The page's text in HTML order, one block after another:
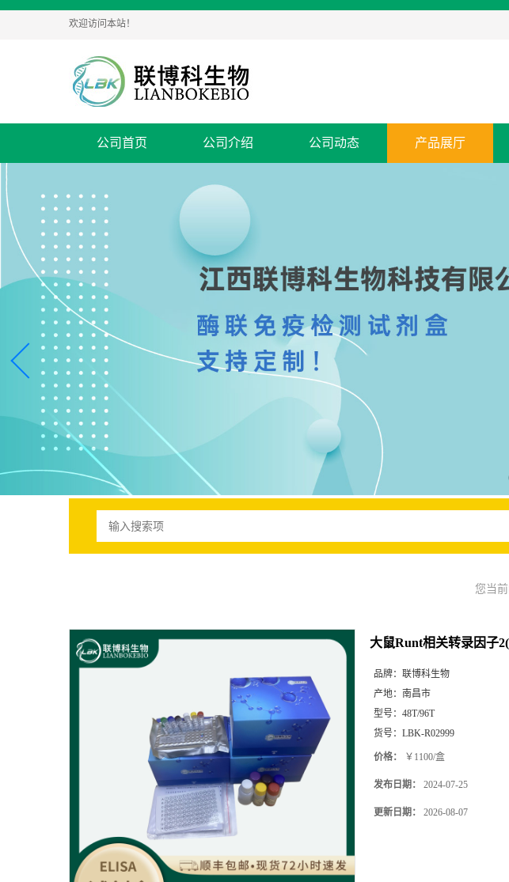
欢迎访问本站！
公司首页 公司介绍 公司动态 产品展厅
您当
大鼠Runt相关转录因子
品牌： 联博科生物
产地： 南昌市
型号： 48T/96T
货号： LBK-R02999
价格： ￥1100/盒
发布日期： 2024-07-25
更新日期： 2026-08-07